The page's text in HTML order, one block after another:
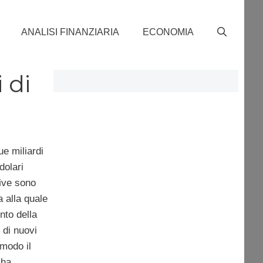
ANALISI FINANZIARIA ECONOMIA
di
miliardi
sono
alla quale
della
di nuovi
il